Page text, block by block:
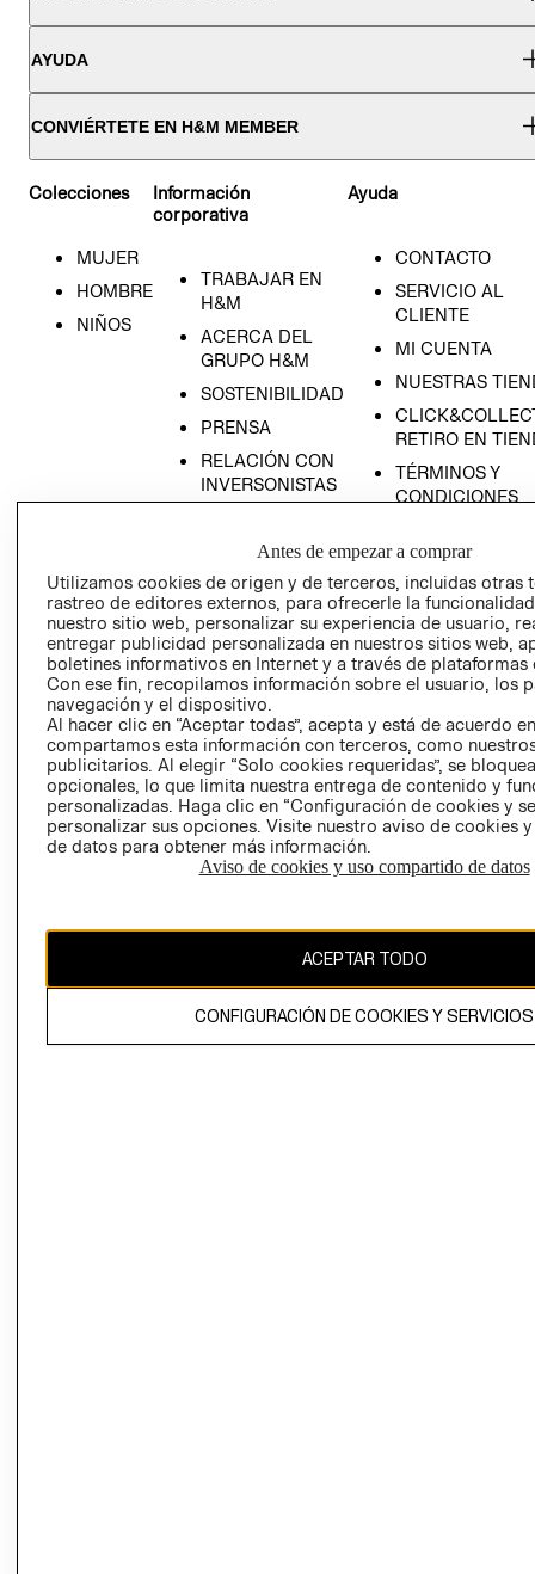
AYUDA
CONVIÉRTETE EN H&M MEMBER
Colecciones
MUJER
HOMBRE
NIÑOS
Información
corporativa
TRABAJAR EN
H&M
ACERCA DEL
GRUPO H&M
SOSTENIBILIDAD
PRENSA
RELACIÓN CON
INVERSONISTAS
EMPRESARIAL
PROGRAMA DE
TRANSPARENCIA
Y ÉTICA
(ESPAÑOL)
PROGRAMA DE
TRANSPARENCIA
Y ÉTICA (INGLÉS)
Ayuda
CONTACTO
SERVICIO AL
CLIENTE
MI CUENTA
NUESTRAS
RETIRO EN
TÉRMINOS Y
CONDICIONES
PRIVACIDAD
GIFT CARD
AVISO DE
DE INDUSTRIA Y
PETICIONES
QUEJAS Y
RECLAMOS
CAMBIAR REGIÓN
Antes de empezar a comprar
Utilizamos cookies de origen y de terceros, incluidas otras
rastreo de editores externos, para ofrecerle la
nuestro sitio web, personalizar su experiencia de usuario,
entregar publicidad personalizada en nuestros sitios web,
boletines informativos en Internet y a través de plataformas
Con ese fin, recopilamos información sobre el usuario, los
navegación y el dispositivo.
Al hacer clic en “Aceptar todas”, acepta y está de acuerdo
compartamos esta información con terceros, como
publicitarios. Al elegir “Solo cookies requeridas”, se
opcionales, lo que limita nuestra entrega de contenido y
personalizadas. Haga clic en “Configuración de cookies y
personalizar sus opciones. Visite nuestro aviso de cookies
de datos para obtener más información.
Aviso de cookies y uso compartido de datos
ACEPTAR TODO
CONFIGURACIÓN DE COOKIES Y SERVICIOS